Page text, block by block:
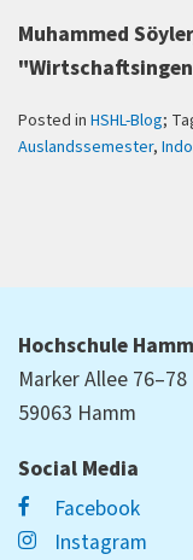
Muhammed
Posted in HSHL-Blog;
Auslandssemester,
Hochschule
Marker Allee 76–78
59063 Hamm
Social Media
Facebook
Instagram